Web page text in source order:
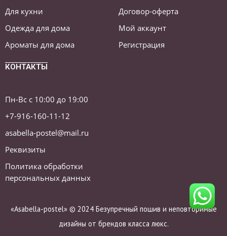
Для кухни
Одежда для дома
Ароматы для дома
Договор-оферта
Мой аккаунт
Регистрация
КОНТАКТЫ
Пн-Вс с 10:00 до 19:00
+7-916-160-11-12
asabella-postel@mail.ru
Реквизиты
Политика обработки
персональных данных
«Asabella-postel» © 2024 Безупречный пошив и неповторимые
дизайны от брендов класса люкс.